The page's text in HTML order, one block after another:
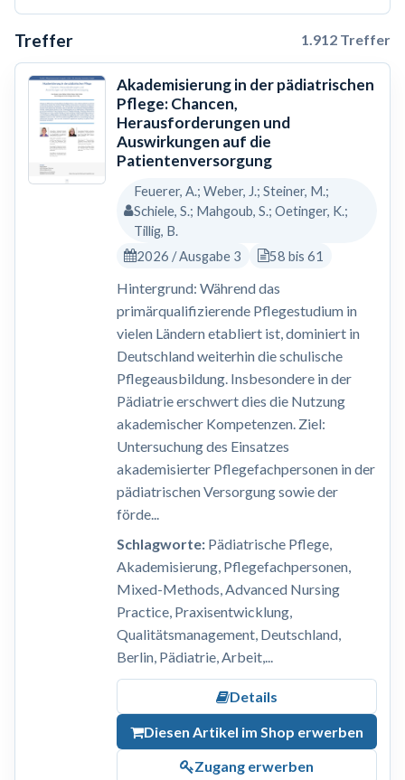
Treffer 1.912 Treffer
Akademisierung in der pädiatrischen
Pflege: Chancen,
Herausforderungen und
Auswirkungen auf die
Patientenversorgung
Feuerer, A.; Weber, J.; Steiner, M.;
Schiele, S.; Mahgoub, S.; Oetinger, K.;
Tillig, B.
2026 / Ausgabe 3
58 bis 61
Hintergrund: Während das
primärqualifizierende Pflegestudium in
vielen Ländern etabliert ist, dominiert in
Deutschland weiterhin die schulische
Pflegeausbildung. Insbesondere in der
Pädiatrie erschwert dies die Nutzung
akademischer Kompetenzen. Ziel:
Untersuchung des Einsatzes
akademisierter Pflegefachpersonen in der
pädiatrischen Versorgung sowie der
förde...
Schlagworte:Pädiatrische Pflege,
Akademisierung, Pflegefachpersonen,
Mixed-Methods, Advanced Nursing
Practice, Praxisentwicklung,
Qualitätsmanagement, Deutschland,
Berlin, Pädiatrie, Arbeit,...
Details
Diesen Artikel im Shop erwerben
Zugang erwerben